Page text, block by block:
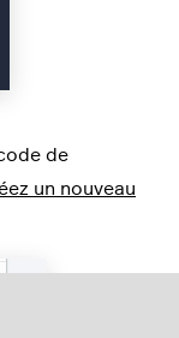
de
un nouveau